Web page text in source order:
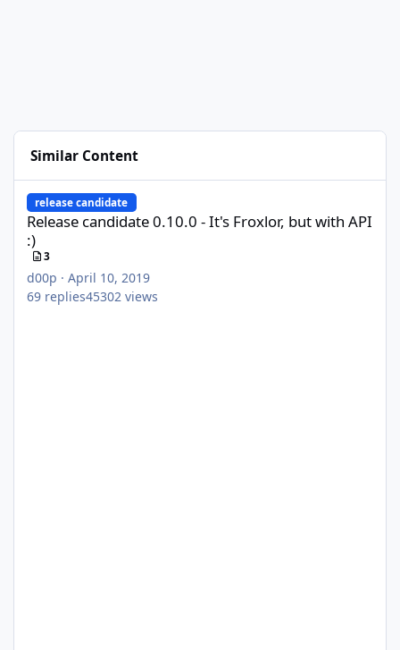
Similar Content
Release candidate 0.10.0 - It's Froxlor, but with API :)
release candidate
Release candidate 0.10.0 - It's Froxlor, but with API
:)
3
d00p · April 10, 2019
69 replies45302 views